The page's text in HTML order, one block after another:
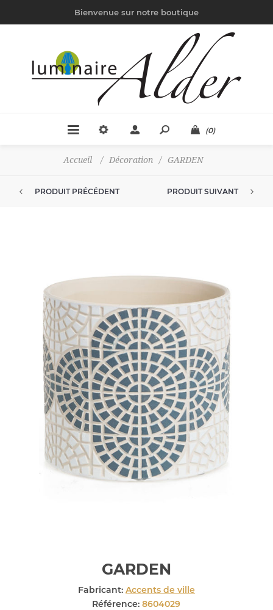
Bienvenue sur notre boutique
(0)
Accueil / Décoration / GARDEN
PRODUIT PRÉCÉDENT PRODUIT SUIVANT
GARDEN
Fabricant: Accents de ville
Référence: 8604029